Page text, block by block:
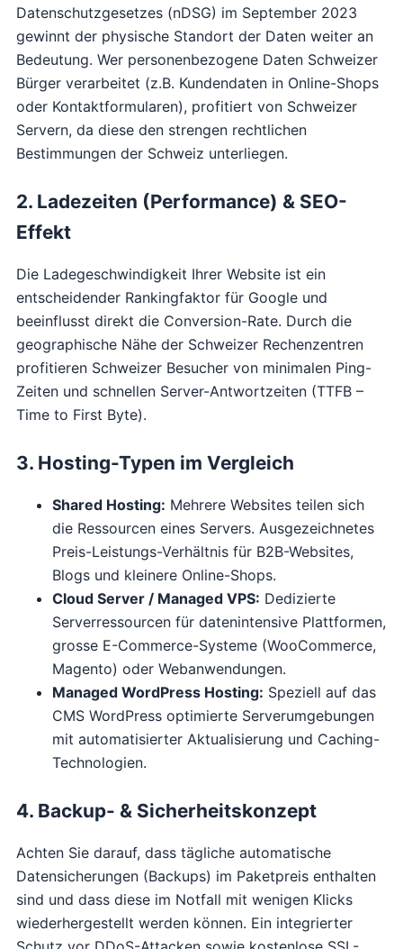
Datenschutzgesetzes (nDSG) im September 2023
gewinnt der physische Standort der Daten weiter an
Bedeutung. Wer personenbezogene Daten Schweizer
Bürger verarbeitet (z.B. Kundendaten in Online-Shops
oder Kontaktformularen), profitiert von Schweizer
Servern, da diese den strengen rechtlichen
Bestimmungen der Schweiz unterliegen.
2. Ladezeiten (Performance) & SEO-
Effekt
Die Ladegeschwindigkeit Ihrer Website ist ein
entscheidender Rankingfaktor für Google und
beeinflusst direkt die Conversion-Rate. Durch die
geographische Nähe der Schweizer Rechenzentren
profitieren Schweizer Besucher von minimalen Ping-
Zeiten und schnellen Server-Antwortzeiten (TTFB –
Time to First Byte).
3. Hosting-Typen im Vergleich
Shared Hosting: Mehrere Websites teilen sich
die Ressourcen eines Servers. Ausgezeichnetes
Preis-Leistungs-Verhältnis für B2B-Websites,
Blogs und kleinere Online-Shops.
Cloud Server / Managed VPS: Dedizierte
Serverressourcen für datenintensive Plattformen,
grosse E-Commerce-Systeme (WooCommerce,
Magento) oder Webanwendungen.
Managed WordPress Hosting: Speziell auf das
CMS WordPress optimierte Serverumgebungen
mit automatisierter Aktualisierung und Caching-
Technologien.
4. Backup- & Sicherheitskonzept
Achten Sie darauf, dass tägliche automatische
Datensicherungen (Backups) im Paketpreis enthalten
sind und dass diese im Notfall mit wenigen Klicks
wiederhergestellt werden können. Ein integrierter